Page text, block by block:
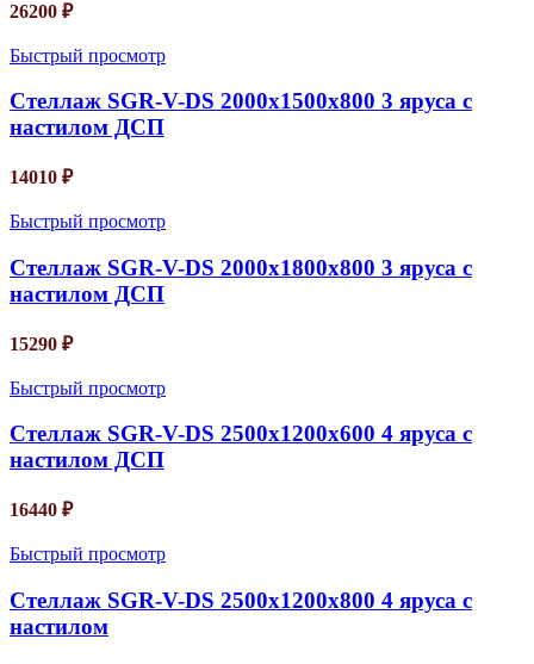
26200 ₽
Быстрый просмотр
Стеллаж SGR-V-DS 2000х1500х800 3 яруса с
настилом ДСП
14010 ₽
Быстрый просмотр
Стеллаж SGR-V-DS 2000х1800х800 3 яруса с
настилом ДСП
15290 ₽
Быстрый просмотр
Стеллаж SGR-V-DS 2500х1200х600 4 яруса с
настилом ДСП
16440 ₽
Быстрый просмотр
Стеллаж SGR-V-DS 2500х1200х800 4 яруса с
настилом